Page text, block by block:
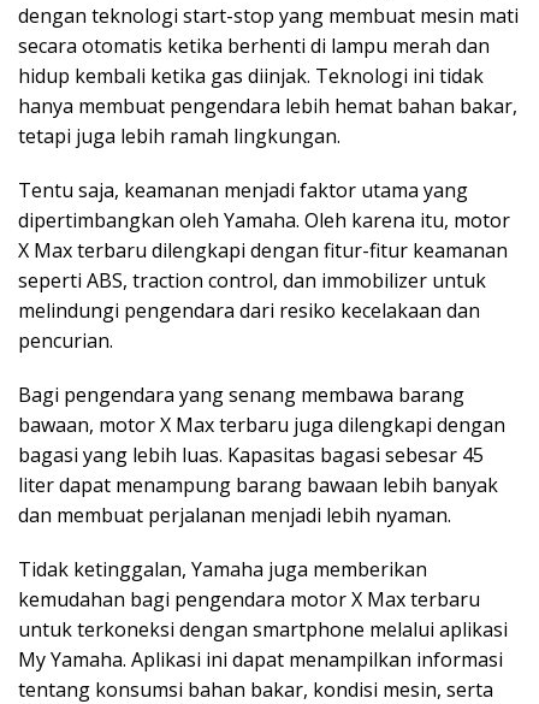
dengan teknologi start-stop yang membuat mesin mati
secara otomatis ketika berhenti di lampu merah dan
hidup kembali ketika gas diinjak. Teknologi ini tidak
hanya membuat pengendara lebih hemat bahan bakar,
tetapi juga lebih ramah lingkungan.
Tentu saja, keamanan menjadi faktor utama yang
dipertimbangkan oleh Yamaha. Oleh karena itu, motor
X Max terbaru dilengkapi dengan fitur-fitur keamanan
seperti ABS, traction control, dan immobilizer untuk
melindungi pengendara dari resiko kecelakaan dan
pencurian.
Bagi pengendara yang senang membawa barang
bawaan, motor X Max terbaru juga dilengkapi dengan
bagasi yang lebih luas. Kapasitas bagasi sebesar 45
liter dapat menampung barang bawaan lebih banyak
dan membuat perjalanan menjadi lebih nyaman.
Tidak ketinggalan, Yamaha juga memberikan
kemudahan bagi pengendara motor X Max terbaru
untuk terkoneksi dengan smartphone melalui aplikasi
My Yamaha. Aplikasi ini dapat menampilkan informasi
tentang konsumsi bahan bakar, kondisi mesin, serta